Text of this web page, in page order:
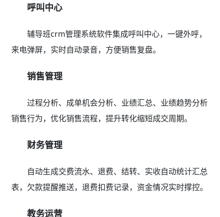
呼叫中心
辅导班crm管理系统软件集成呼叫中心，一键外呼，
来电弹屏，实时自动录音，方便销售复盘。
销售管理
过程分析、成单机会分析、业绩汇总、业绩趋势分析
销售行为，优化销售流程，提升转化缩短成交周期。
财务管理
自动生成交费流水、退费、结转、实收自动统计汇总
表，欠款提醒推送，退费扣费记录，资金情况实时撑控。
教务运营